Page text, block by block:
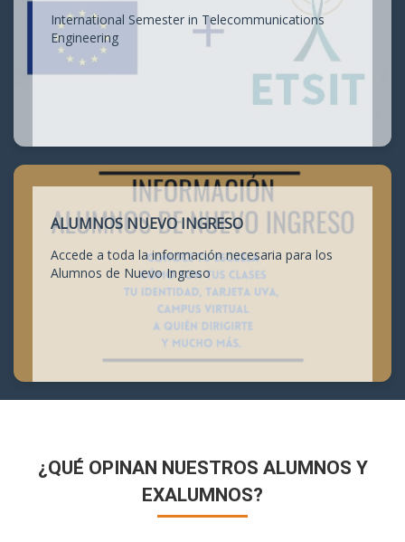
International Semester in Telecommunications
Engineering
ALUMNOS NUEVO INGRESO
Accede a toda la información necesaria para los
Alumnos de Nuevo Ingreso
¿QUÉ OPINAN NUESTROS ALUMNOS Y
EXALUMNOS?